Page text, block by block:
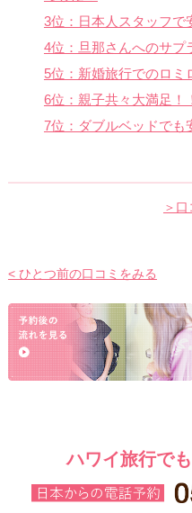
3位：日本人スタッフで
4位：旦那さんへのサプ
5位：新婚旅行でのロミ
6位：親子共々大満足！
7位：ダブルベッドでも
＞
< ひとつ前の口コミをみる
ハワイ旅行で